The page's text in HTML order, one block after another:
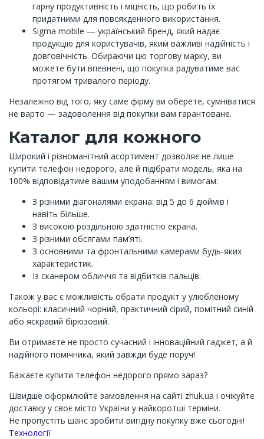
гарну продуктивність і міцність, що робить їх
придатними для повсякденного використання.
Sigma mobile — український бренд, який надає
продукцію для користувачів, яким важливі надійність і
довговічність. Обираючи цю торгову марку, ви
можете бути впевнені, що покупка радуватиме вас
протягом тривалого періоду.
Незалежно від того, яку саме фірму ви оберете, сумніватися
не варто — задоволення від покупки вам гарантоване.
Каталог для кожного
Широкий і різноманітний асортимент дозволяє не лише
купити телефон недорого, але й підібрати модель, яка на
100% відповідатиме вашим уподобанням і вимогам:
З різними діагоналями екрана: від 5 до 6 дюймів і
навіть більше.
З високою роздільною здатністю екрана.
З різними обсягами пам’яті.
З основними та фронтальними камерами будь-яких
характеристик.
Із сканером обличчя та відбитків пальців.
Також у вас є можливість обрати продукт у улюбленому
кольорі: класичний чорний, практичний сірий, помітний синій
або яскравий бірюзовий.
Ви отримаєте не просто сучасний і інноваційний гаджет, а й
надійного помічника, який завжди буде поруч!
Бажаєте купити телефон недорого прямо зараз?
Швидше оформлюйте замовлення на сайті zhuk.ua і очікуйте
доставку у своє місто України у найкоротші терміни.
Не пропустіть шанс зробити вигідну покупку вже сьогодні!
Channel
Технології